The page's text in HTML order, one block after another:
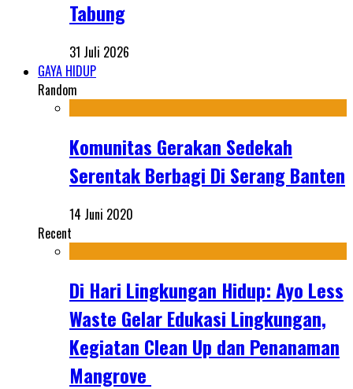
Tabung
31 Juli 2026
GAYA HIDUP
Random
Komunitas Gerakan Sedekah
Serentak Berbagi Di Serang Banten
14 Juni 2020
Recent
Di Hari Lingkungan Hidup: Ayo Less
Waste Gelar Edukasi Lingkungan,
Kegiatan Clean Up dan Penanaman
Mangrove